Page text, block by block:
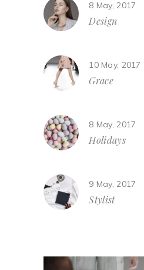
8 May, 2017
Design
10 May, 2017
Grace
8 May, 2017
Holidays
9 May, 2017
Stylist